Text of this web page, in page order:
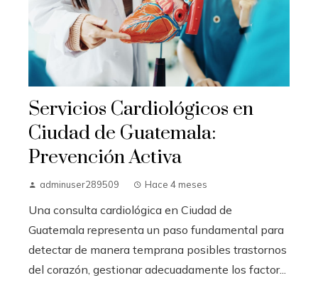
Servicios Cardiológicos en
Ciudad de Guatemala:
Prevención Activa
adminuser289509 Hace 4 meses
Una consulta cardiológica en Ciudad de
Guatemala representa un paso fundamental para
detectar de manera temprana posibles trastornos
del corazón, gestionar adecuadamente los factor...